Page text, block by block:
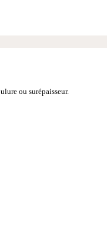
ou surépaisseur.